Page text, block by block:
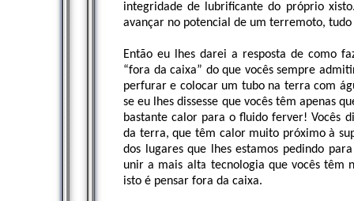
integridade de lubrificante do próprio
avançar no potencial de um terremoto,
Então eu lhes darei a resposta de como
“fora da caixa” do que vocês sempre
perfurar e colocar um tubo na terra com
se eu lhes dissesse que vocês têm apenas
bastante calor para o fluido ferver! Vocês
da terra, que têm calor muito próximo à
dos lugares que lhes estamos pedindo
unir a mais alta tecnologia que vocês têm
isto é pensar fora da caixa.